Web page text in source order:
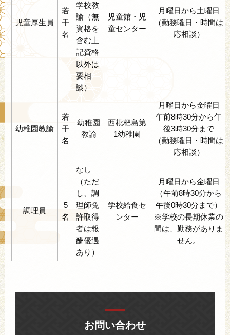
児童厚生員
若
干
名
学校教
諭（無
資格を
含む上
記資格
以外は
要相
談）
児童館・児
童センター
月曜日から土曜日
（勤務曜日・時間は
応相談）
幼稚園教諭
若
干
名
幼稚園
教諭
西枇杷島第
1幼稚園
月曜日から金曜日
午前8時30分から午
後3時30分まで
（勤務曜日・時間は
応相談）
調理員
5
名
なし
（ただ
し、調
理師免
許取得
者は報
酬優遇
あり）
学校給食セ
ンター
月曜日から金曜日
（午前8時30分から
午後0時30分まで）
※学校の長期休業の
間は、勤務がありま
せん。
お問い合わせ